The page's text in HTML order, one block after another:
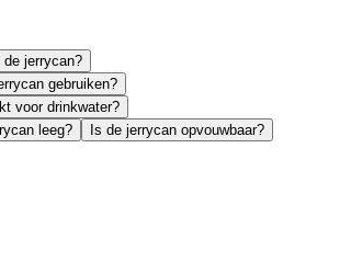
jerrycan?
gebruiken?
voor drinkwater?
leeg?
Is de jerrycan opvouwbaar?